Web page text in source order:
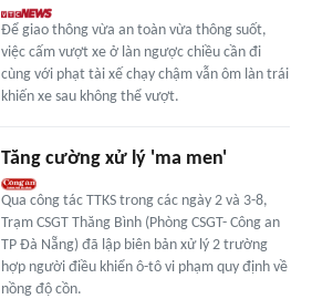
Để giao thông vừa an toàn vừa thông suốt,
việc cấm vượt xe ở làn ngược chiều cần đi
cùng với phạt tài xế chạy chậm vẫn ôm làn trái
khiến xe sau không thể vượt.
Tăng cường xử lý 'ma men'
Qua công tác TTKS trong các ngày 2 và 3-8,
Trạm CSGT Thăng Bình (Phòng CSGT- Công an
TP Đà Nẵng) đã lập biên bản xử lý 2 trường
hợp người điều khiển ô-tô vi phạm quy định về
nồng độ cồn.